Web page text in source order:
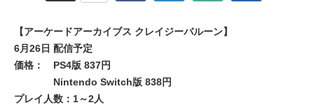
【アーケードアーカイブス クレイジーバルーン】
6月26日 配信予定
価格：
PS4版 837円
Nintendo Switch版 838円
プレイ人数：1～2人